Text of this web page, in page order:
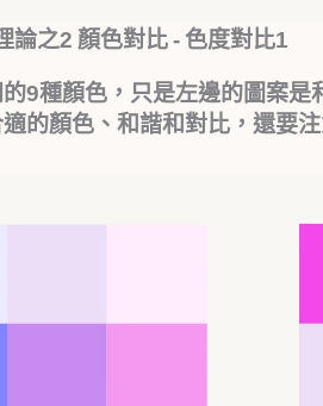
論之2 顏色對比 - 色度對比1
9種顏色，只是左邊的圖案是
的顏色、和諧和對比，還要